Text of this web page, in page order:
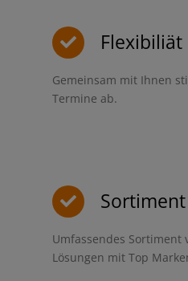
Flexibiliät
Gemeinsam mit Ihnen
Termine ab.
Sortiment
Umfassendes Sortiment
Lösungen mit Top